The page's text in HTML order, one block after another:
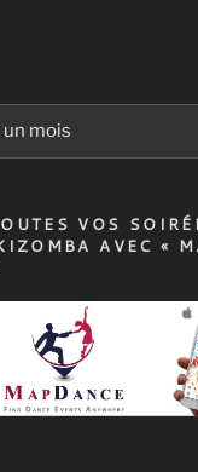
VOS
AVEC «